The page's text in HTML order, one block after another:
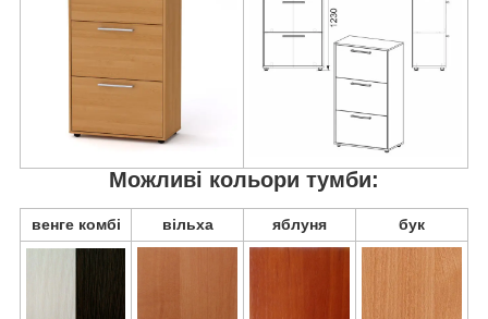
Можливі кольори тумби:
венге комбі вільха яблуня бук